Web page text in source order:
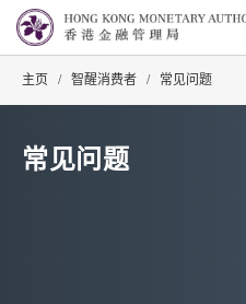
主页 / 智醒消费者 / 常见问题
常见问题